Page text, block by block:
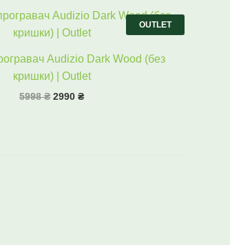
Audizio Dark Wood (без
кришки) | Outlet
5998₴
Оригінальна
5998 ₴.
2990₴
Поточна
2990 ₴.
OUTLET